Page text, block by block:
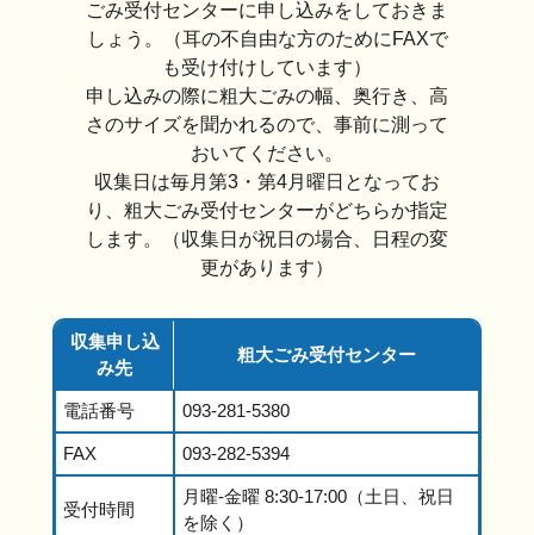
ごみ受付センターに申し込みをしておきま
しょう。（耳の不自由な方のためにFAXで
も受け付けしています）
申し込みの際に粗大ごみの幅、奥行き、高
さのサイズを聞かれるので、事前に測って
おいてください。
収集日は毎月第3・第4月曜日となってお
り、粗大ごみ受付センターがどちらか指定
します。（収集日が祝日の場合、日程の変
更があります）
収集申し込
み先
粗大ごみ受付センター
電話番号 093-281-5380
FAX 093-282-5394
受付時間
月曜-金曜 8:30-17:00（土日、祝日
を除く）